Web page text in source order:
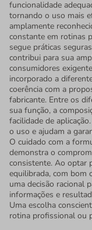
funcionalidade
tornando o uso mais
amplamente
constante em rotinas
segue práticas
contribui para sua
consumidores
incorporado a
coerência com a
fabricante. Entre os
sua função, a
facilidade de
o uso e ajudam a
O cuidado com a
demonstra o
consistente. Ao optar
equilibrada, com bom
uma decisão racional
informações e
Uma escolha
rotina profissional ou